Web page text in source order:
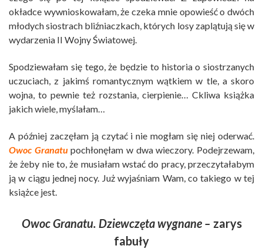
okładce wywnioskowałam, że czeka mnie opowieść o dwóch
młodych siostrach bliźniaczkach, których losy zaplątują się w
wydarzenia II Wojny Światowej.
Spodziewałam się tego, że będzie to historia o siostrzanych
uczuciach, z jakimś romantycznym wątkiem w tle, a skoro
wojna, to pewnie też rozstania, cierpienie… Ckliwa książka
jakich wiele, myślałam…
A później zaczęłam ją czytać i nie mogłam się niej oderwać.
Owoc Granatupochłonęłam w dwa wieczory. Podejrzewam,
że żeby nie to, że musiałam wstać do pracy, przeczytałabym
ją w ciągu jednej nocy. Już wyjaśniam Wam, co takiego w tej
książce jest.
Owoc Granatu. Dziewczęta wygnane – zarys
fabuły